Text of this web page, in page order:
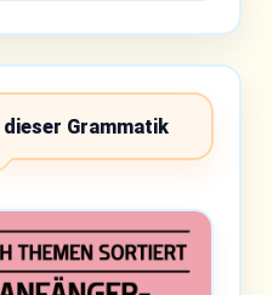
dieser Grammatik